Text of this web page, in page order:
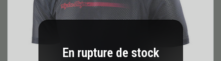
En rupture de stock